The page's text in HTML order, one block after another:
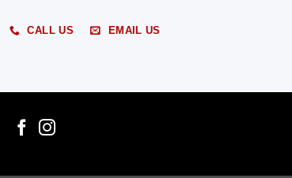
CALL US EMAIL US